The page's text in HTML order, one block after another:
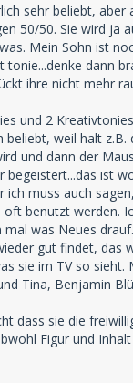
sehr beliebt, aber
50/50. Sie wird ja
Mein Sohn ist
dann
ihre nicht mehr
und 2
beliebt, weil halt z.B.
und dann der
begeistert...das ist
ich muss auch
oft benutzt werden.
was Neues
gut findet, das
sie im TV so sieht.
Tina, Benjamin
dass sie die
Figur und